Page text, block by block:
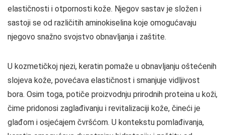
elastičnosti i otpornosti kože. Njegov sastav je složen i
sastoji se od različitih aminokiselina koje omogućavaju
njegovo snažno svojstvo obnavljanja i zaštite.
U kozmetičkoj njezi, keratin pomaže u obnavljanju oštećenih
slojeva kože, povećava elastičnost i smanjuje vidljivost
bora. Osim toga, potiče proizvodnju prirodnih proteina u koži,
čime pridonosi zaglađivanju i revitalizaciji kože, čineći je
glađom i osjećajem čvršćom. U kontekstu pomlađivanja,